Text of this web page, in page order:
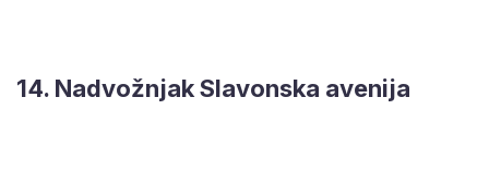
14. Nadvožnjak Slavonska avenija